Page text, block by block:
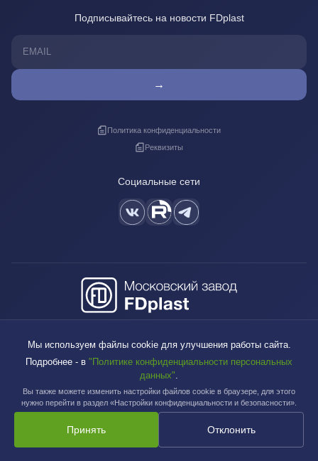
Подписывайтесь на новости FDplast
→
Политика конфиденциальности
Реквизиты
Социальные сети
sales@fdplast.ru
140050, Московская обл., пос. Красково, ул. Карла Маркса, д. 117Б
Московский завод FDplast™ | © 2003-2026
Мы используем файлы cookie для улучшения работы сайта.
Подробнее - в "Политике конфиденциальности персональных
данных".
Вы также можете изменить настройки файлов cookie в браузере, для этого
нужно перейти в раздел «Настройки конфиденциальности и безопасности».
Принять Отклонить